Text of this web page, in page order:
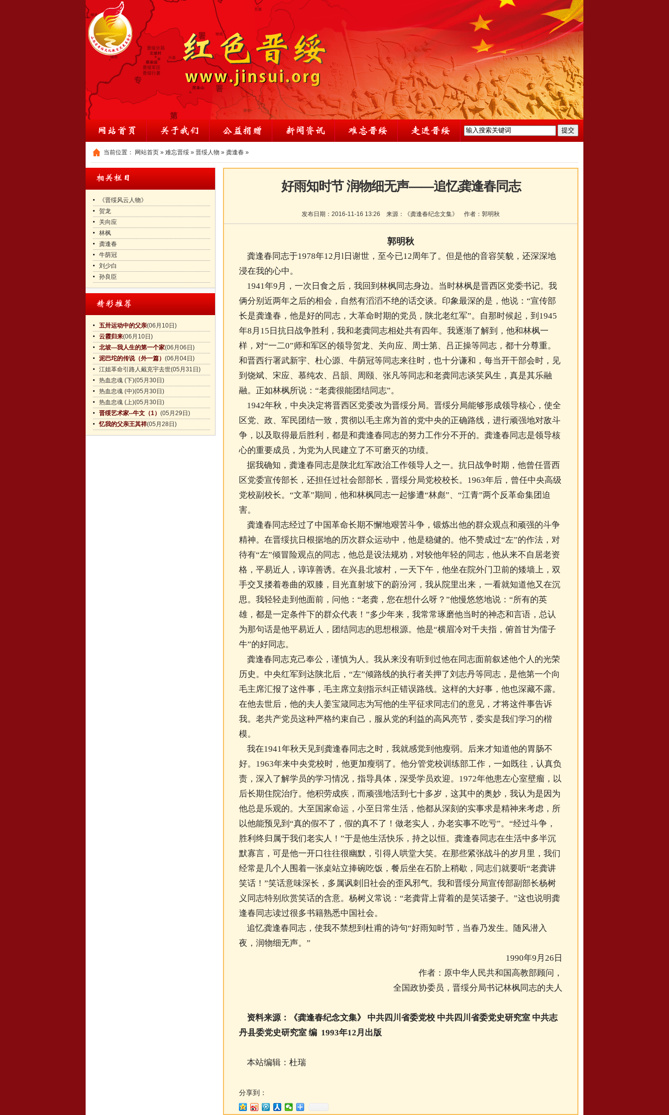
当前位置： 网站首页 » 难忘晋绥 » 晋绥人物 » 龚逢春 »
《晋绥风云人物》
贺龙
关向应
林枫
龚逢春
牛荫冠
刘少白
孙良臣
五卅运动中的父亲(06月10日)
云霞归来(06月10日)
北坡---我人生的第一个家(06月06日)
泥巴坨的传说（外一篇） (06月04日)
江姐革命引路人戴克宇去世(05月31日)
热血忠魂 (下)(05月30日)
热血忠魂 (中)(05月30日)
热血忠魂 (上)(05月30日)
晋绥艺术家--牛文（1） (05月29日)
忆我的父亲王其祥(05月28日)
好雨知时节 润物细无声——追忆龚逢春同志
发布日期： 2016-11-16 13:26 来源： 《龚逢春纪念文集》 作者： 郭明秋
郭明秋
龚逢春同志于1978年12月l日谢世，至今已12周年了。但是他的音容笑貌，还深深地
浸在我的心中。
1941年9月，一次日食之后，我回到林枫同志身边。当时林枫是晋西区党委书记。我
俩分别近两年之后的相会，自然有滔滔不绝的话交谈。印象最深的是，他说：“宣传部
长是龚逢春，他是好的同志，大革命时期的党员，陕北老红军”。自那时候起，到1945
年8月15日抗日战争胜利，我和老龚同志相处共有四年。我逐渐了解到，他和林枫一
样，对“一二0”师和军区的领导贺龙、关向应、周士第、吕正操等同志，都十分尊重。
和晋西行署武新宇、杜心源、牛荫冠等同志来往时，也十分谦和，每当开干部会时，见
到饶斌、宋应、慕纯农、吕韻、周颐、张凡等同志和老龚同志谈笑风生，真是其乐融
融。正如林枫所说：“老龚很能团结同志”。
1942年秋，中央决定将晋西区党委改为晋绥分局。晋绥分局能够形成领导核心，使全
区党、政、军民团结一致，贯彻以毛主席为首的党中央的正确路线，进行顽强地对敌斗
争，以及取得最后胜利，都是和龚逢春同志的努力工作分不开的。龚逢春同志是领导核
心的重要成员，为党为人民建立了不可磨灭的功绩。
据我确知，龚逢春同志是陕北红军政治工作领导人之一。抗日战争时期，他曾任晋西
区党委宣传部长，还担任过社会部部长，晋绥分局党校校长。1963年后，曾任中央高级
党校副校长。“文革”期间，他和林枫同志一起惨遭“林彪”、“江青”两个反革命集团迫
害。
龚逢春同志经过了中国革命长期不懈地艰苦斗争，锻炼出他的群众观点和顽强的斗争
精神。在晋绥抗日根据地的历次群众运动中，他是稳健的。他不赞成过“左”的作法，对
待有“左”倾冒险观点的同志，他总是设法规劝，对较他年轻的同志，他从来不自居老资
格，平易近人，谆谆善诱。在兴县北坡村，一天下午，他坐在院外门卫前的矮墙上，双
手交叉搂着卷曲的双膝，目光直射坡下的蔚汾河，我从院里出来，一看就知道他又在沉
思。我轻轻走到他面前，问他：“老龚，您在想什么呀？”他慢悠悠地说：“所有的英
雄，都是一定条件下的群众代表！”多少年来，我常常琢磨他当时的神态和言语，总认
为那句话是他平易近人，团结同志的思想根源。他是“横眉冷对千夫指，俯首甘为儒子
牛”的好同志。
龚逢春同志克己奉公，谨慎为人。我从来没有听到过他在同志面前叙述他个人的光荣
历史。中央红军到达陕北后，“左”倾路线的执行者关押了刘志丹等同志，是他第一个向
毛主席汇报了这件事，毛主席立刻指示纠正错误路线。这样的大好事，他也深藏不露。
在他去世后，他的夫人姜宝箴同志为写他的生平征求同志们的意见，才将这件事告诉
我。老共产党员这种严格约束自己，服从党的利益的高风亮节，委实是我们学习的楷
模。
我在1941年秋天见到龚逢春同志之时，我就感觉到他瘦弱。后来才知道他的胃肠不
好。1963年来中央党校时，他更加瘦弱了。他分管党校训练部工作，一如既往，认真负
责，深入了解学员的学习情况，指导具体，深受学员欢迎。1972年他患左心室壁瘤，以
后长期住院治疗。他积劳成疾，而顽强地活到七十多岁，这其中的奥妙，我认为是因为
他总是乐观的。大至国家命运，小至日常生活，他都从深刻的实事求是精神来考虑，所
以他能预见到“真的假不了，假的真不了！做老实人，办老实事不吃亏”。“经过斗争，
胜利终归属于我们老实人！”于是他生活快乐，持之以恒。龚逢春同志在生活中多半沉
默寡言，可是他一开口往往很幽默，引得人哄堂大笑。在那些紧张战斗的岁月里，我们
经常是几个人围着一张桌站立捧碗吃饭，餐后坐在石阶上稍歇，同志们就要听“老龚讲
笑话！”笑话意味深长，多属讽刺旧社会的歪风邪气。我和晋绥分局宣传部副部长杨树
义同志特别欣赏笑话的含意。杨树义常说：“老龚背上背着的是笑话篓子。”这也说明龚
逢春同志读过很多书籍熟悉中国社会。
追忆龚逢春同志，使我不禁想到杜甫的诗句“好雨知时节，当春乃发生。随风潜入
夜，润物细无声。”
1990年9月26日
作者：原中华人民共和国高教部顾问，
全国政协委员，晋绥分局书记林枫同志的夫人
资料来源：《龚逢春纪念文集》 中共四川省委党校 中共四川省委党史研究室 中共志
丹县委党史研究室 编 1993年12月出版
本站编辑：杜瑞
分享到：